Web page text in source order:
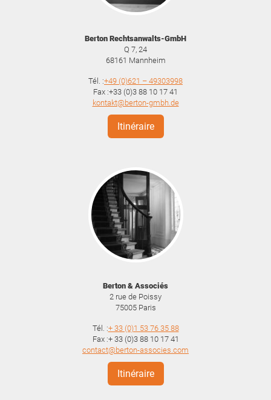
Berton Rechtsanwalts-GmbH
Q 7, 24
68161 Mannheim
Tél. :+49 (0)621 – 49303998
Fax :+33 (0)3 88 10 17 41
kontakt@berton-gmbh.de
Itinéraire
Berton & Associés
2 rue de Poissy
75005 Paris
Tél. :+ 33 (0)1 53 76 35 88
Fax :+ 33 (0)3 88 10 17 41
contact@berton-associes.com
Itinéraire